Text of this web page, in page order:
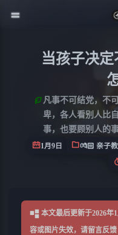
当孩子决
凡事不可结党，不
卑，各人看别人比
事，也要顾别人的
1月9日 💏🏻 亲子
本文最后更新于2026年
容或图片失效，请留言反馈